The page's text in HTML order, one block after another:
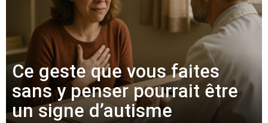
Ce geste que vous faites
sans y penser pourrait être
un signe d’autisme